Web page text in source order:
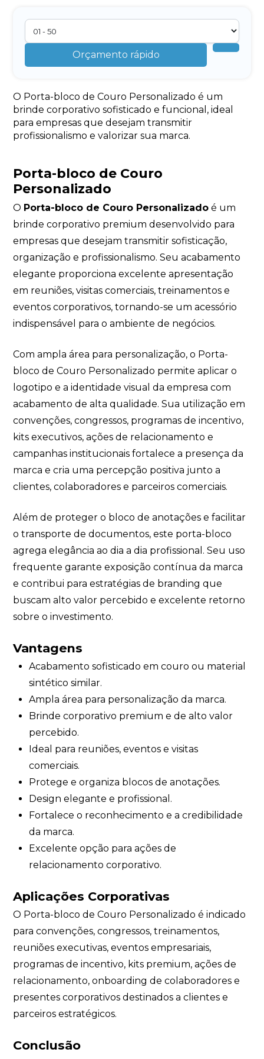
Orçamento rápido
O Porta-bloco de Couro Personalizado é um
brinde corporativo sofisticado e funcional, ideal
para empresas que desejam transmitir
profissionalismo e valorizar sua marca.
Porta-bloco de Couro
Personalizado
O Porta-bloco de Couro Personalizado é um
brinde corporativo premium desenvolvido para
empresas que desejam transmitir sofisticação,
organização e profissionalismo. Seu acabamento
elegante proporciona excelente apresentação
em reuniões, visitas comerciais, treinamentos e
eventos corporativos, tornando-se um acessório
indispensável para o ambiente de negócios.
Com ampla área para personalização, o Porta-
bloco de Couro Personalizado permite aplicar o
logotipo e a identidade visual da empresa com
acabamento de alta qualidade. Sua utilização em
convenções, congressos, programas de incentivo,
kits executivos, ações de relacionamento e
campanhas institucionais fortalece a presença da
marca e cria uma percepção positiva junto a
clientes, colaboradores e parceiros comerciais.
Além de proteger o bloco de anotações e facilitar
o transporte de documentos, este porta-bloco
agrega elegância ao dia a dia profissional. Seu uso
frequente garante exposição contínua da marca
e contribui para estratégias de branding que
buscam alto valor percebido e excelente retorno
sobre o investimento.
Vantagens
Acabamento sofisticado em couro ou material
sintético similar.
Ampla área para personalização da marca.
Brinde corporativo premium e de alto valor
percebido.
Ideal para reuniões, eventos e visitas
comerciais.
Protege e organiza blocos de anotações.
Design elegante e profissional.
Fortalece o reconhecimento e a credibilidade
da marca.
Excelente opção para ações de
relacionamento corporativo.
Aplicações Corporativas
O Porta-bloco de Couro Personalizado é indicado
para convenções, congressos, treinamentos,
reuniões executivas, eventos empresariais,
programas de incentivo, kits premium, ações de
relacionamento, onboarding de colaboradores e
presentes corporativos destinados a clientes e
parceiros estratégicos.
Conclusão